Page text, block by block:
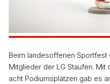
Beim landesoffenen
Mitglieder der LG Staufen.
acht Podiumsplätzen gab es